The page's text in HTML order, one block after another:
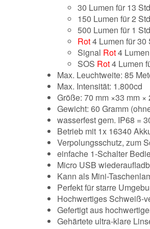
30 Lumen für 13
150 Lumen für 2
500 Lumen für 1
Rot4 Lumen für 30
Signal Rot4
SOS Rot4 Lumen
Max. Leuchtweite: 85
Max. Intensität: 1.800cd
Größe: 70 mm ×33 mm ×
Gewicht: 60 Gramm
wasserfest gem. IP68 =
Betrieb mit 1x 16340
Verpolungsschutz, zum
einfache 1-Schalter
Micro USB
Kann als Mini-
Perfekt für starre
Hochwertiges Schweiß-
Gefertigt aus
Gehärtete ultra-klare